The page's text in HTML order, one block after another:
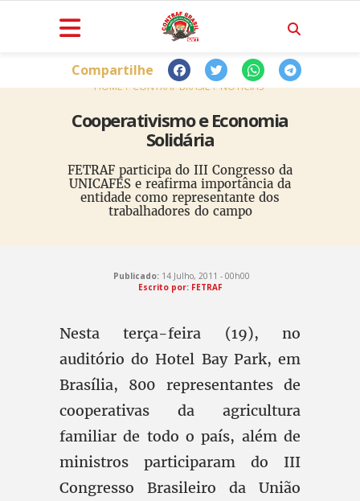
HOME CONTRAF BRASIL NOTÍCIAS
Cooperativismo e Economia
Solidária
FETRAF participa do III Congresso da
UNICAFES e reafirma importância da
entidade como representante dos
trabalhadores do campo
Compartilhe
Publicado:14 Julho, 2011 - 00h00
Escrito por: FETRAF
Nesta terça-feira (19), no
auditório do Hotel Bay Park, em
Brasília, 800 representantes de
cooperativas da agricultura
familiar de todo o país, além de
ministros participaram do III
Congresso Brasileiro da União